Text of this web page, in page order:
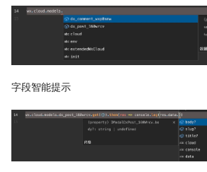
字段智能提示